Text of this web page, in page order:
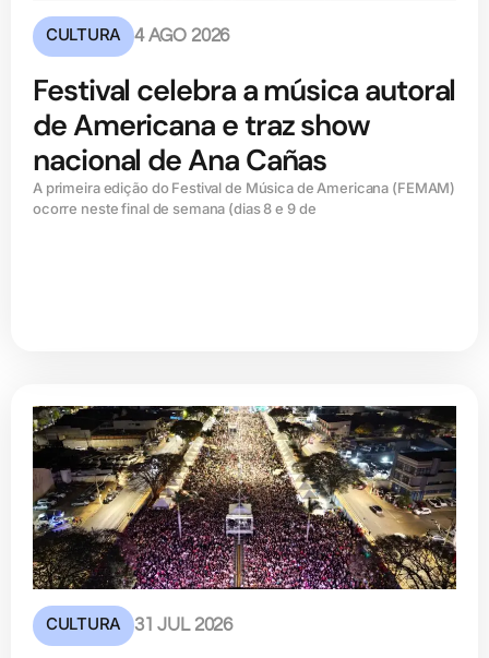
CULTURA 4 AGO 2026
Festival celebra a música autoral
de Americana e traz show
nacional de Ana Cañas
A primeira edição do Festival de Música de Americana (FEMAM)
ocorre neste final de semana (dias 8 e 9 de
CULTURA 31 JUL 2026